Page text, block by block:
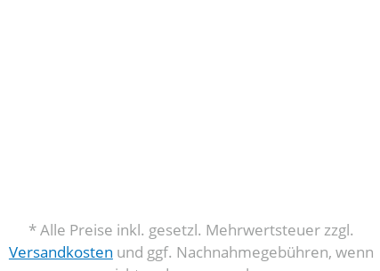
* Alle Preise inkl. gesetzl. Mehrwertsteuer zzgl.
Versandkosten und ggf. Nachnahmegebühren, wenn